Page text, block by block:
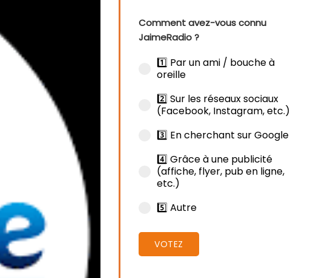
Comment avez-vous connu
JaimeRadio ?
1️⃣ Par un ami / bouche à
oreille
2️⃣ Sur les réseaux sociaux
(Facebook, Instagram, etc.)
3️⃣ En cherchant sur Google
4️⃣ Grâce à une publicité
(affiche, flyer, pub en ligne,
etc.)
5️⃣ Autre
VOTEZ